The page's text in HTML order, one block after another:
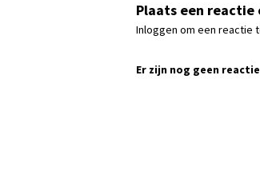
Plaats een
Inloggen om een reactie
Er zijn nog geen